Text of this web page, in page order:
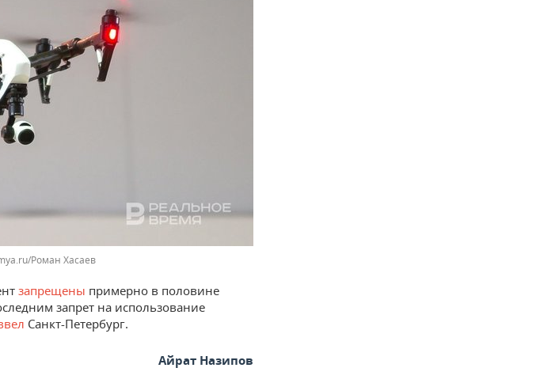
Роман Хасаев
запрещены примерно в половине
запрет на использование
Санкт-Петербург.
Айрат Назипов